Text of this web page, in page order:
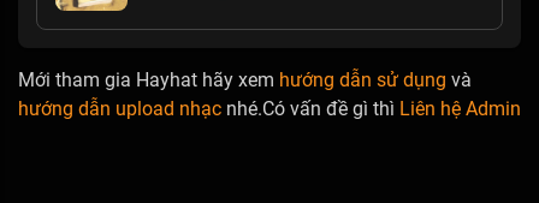
Mới tham gia Hayhat hãy xem hướng dẫn sử dụng và
hướng dẫn upload nhạc nhé.Có vấn đề gì thì Liên hệ Admin